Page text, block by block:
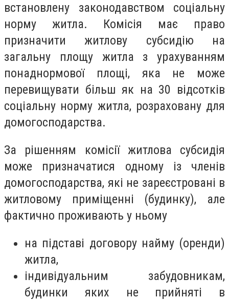
встановлену законодавством соціальну
норму житла. Комісія має право
призначити житлову субсидію на
загальну площу житла з урахуванням
понаднормової площі, яка не може
перевищувати більш як на 30 відсотків
соціальну норму житла, розраховану для
домогосподарства.
За рішенням комісії житлова субсидія
може призначатися одному із членів
домогосподарства, які не зареєстровані в
житловому приміщенні (будинку), але
фактично проживають у ньому
на підставі договору найму (оренди)
житла,
індивідуальним забудовникам,
будинки яких не прийняті в